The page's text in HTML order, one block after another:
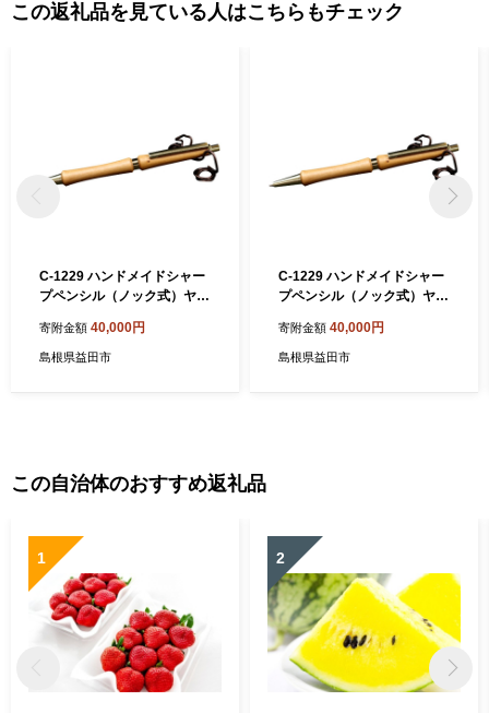
この返礼品を見ている人はこちらもチェック
C-1229 ハンドメイドシャー
プペンシル（ノック式）ヤナ
タ］
寄附金額 40,000円
島根県益田市
C-1229 ハンドメイドシャー
プペンシル（ノック式）ヤナ
ム］
寄附金額 40,000円
島根県益田市
この自治体のおすすめ返礼品
1 2